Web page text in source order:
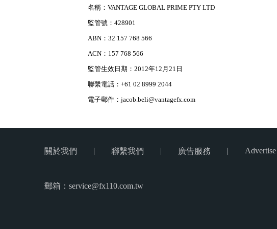
名稱：VANTAGE GLOBAL PRIME PTY LTD
監管號：428901
ABN：32 157 768 566
ACN：157 768 566
監管生效日期：2012年12月21日
聯繫電話：+61 02 8999 2044
電子郵件：jacob.beli@vantagefx.com
關於我們 | 聯繫我們 | 廣告服務 | Advertise
郵箱：service@fx110.com.tw